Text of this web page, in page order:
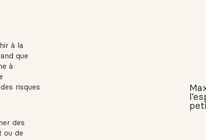
à la
que
à
risques
des
ou de